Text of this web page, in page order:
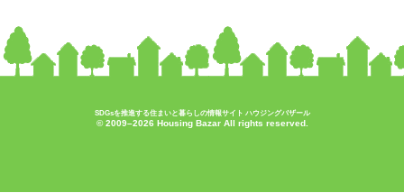
SDGsを推進する住まいと暮らしの情報サイト ハウジングバザール
© 2009–2026 Housing Bazar All rights reserved.